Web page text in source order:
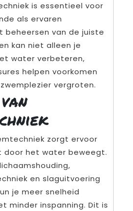
is essentieel voor
als ervaren
beheersen van de juiste
kan niet alleen je
water verbeteren,
helpen voorkomen
vergroten.
zorgt ervoor
het water beweegt.
en slaguitvoering
je meer snelheid
minder inspanning. Dit is